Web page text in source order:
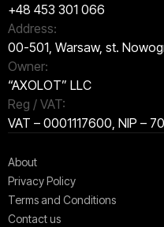
+48 453 301 066
Address:
00-501, Warsaw, st.
Owner:
“AXOLOT” LLC
Reg / VAT:
VAT – 0001117600, NIP –
About
Privacy Policy
Terms and Conditions
Contact us